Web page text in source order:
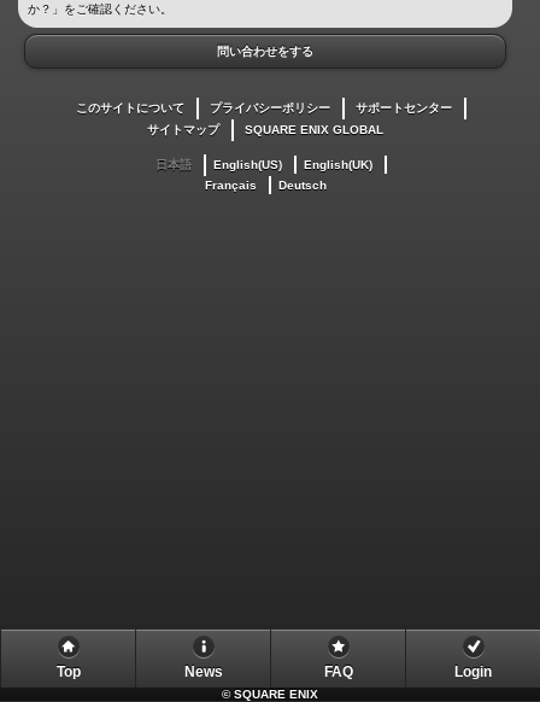
か？」をご確認ください。
問い合わせをする
このサイトについて プライバシーポリシー
サポートセンター
サイトマップ
SQUARE ENIX GLOBAL
日本語 English(US)
English(UK)
Français
Deutsch
Top News FAQ Login
©SQUARE ENIX